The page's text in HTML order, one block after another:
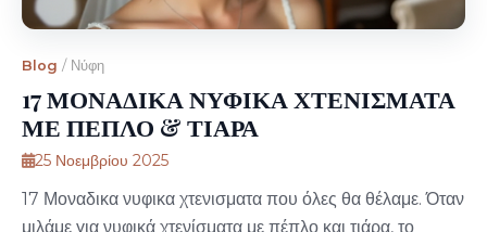
Blog / Νύφη
17 ΜΟΝΑΔΙΚΑ ΝΥΦΙΚΑ ΧΤΕΝΙΣΜΑΤΑ
ΜΕ ΠΕΠΛΟ & ΤΙΑΡΑ
25 Νοεμβρίου 2025
17 Μοναδικα νυφικα χτενισματα που όλες θα θέλαμε. Όταν
μιλάμε για νυφικά χτενίσματα με πέπλο και τιάρα, το